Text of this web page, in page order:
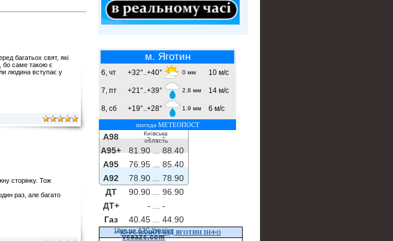
багатьох свят, які
бо саме такою є
людина вступає у
сторінку. Тож
раз, але багато
м. Яготин
6, чт +32°..+40° 0 мм 10 м/с
7, пт +21°..+39° 2.8 мм 14 м/с
8, сб +19°..+28° 1.9 мм 6 м/с
погода МЕТЕОПОСТ
Київська
область
A98 - ...-
A95+
81.90 ...
88.40
A95
76.95 ...
85.40
A92
78.90 ...
78.90
ДТ
90.90 ...
96.90
ДТ+
- ...
-
Газ
40.45 ... 44.90
Ціни на АЗС України
vseazs.com
КУРС ВАЛЮТ ВІД ЯГОТИН ІНФО